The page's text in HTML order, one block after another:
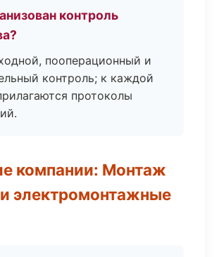
контроль
пооперационный и
контроль; к каждой
протоколы
компании: Монтаж
электромонтажные